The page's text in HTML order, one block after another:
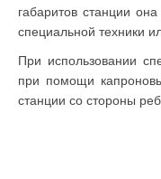
габаритов станции
специальной техники
При использовании
при помощи
станции со стороны